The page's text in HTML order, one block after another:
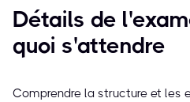
Détails de
quoi s'attendre
Comprendre la structure et les